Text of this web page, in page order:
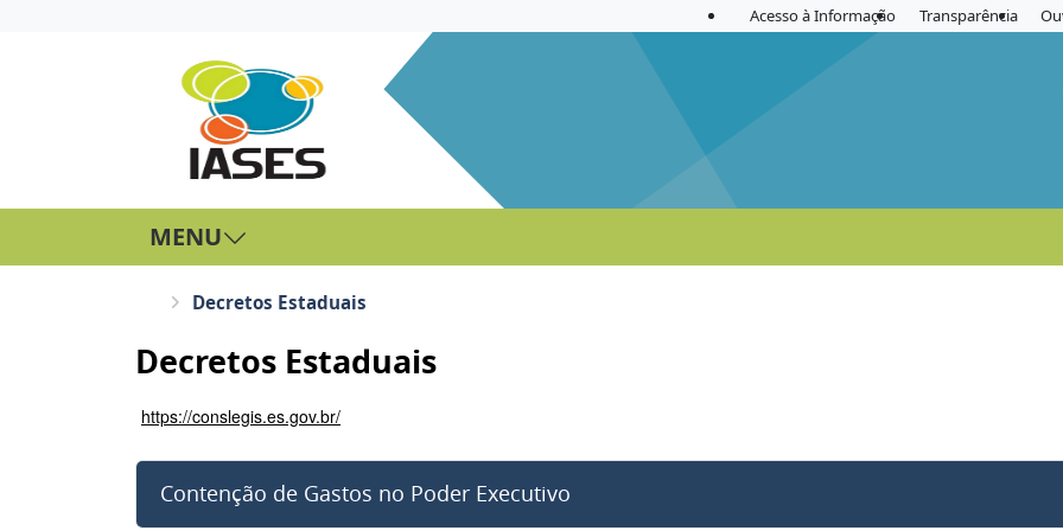
Acesso à Informação Transparência
MENU
Decretos Estaduais
Decretos Estaduais
https://conslegis.es.gov.br/
Contenção de Gastos no Poder Executivo